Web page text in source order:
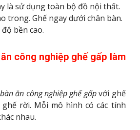
là sử dụng toàn bộ đồ nội thất.
trong. Ghế ngay dưới chân bàn.
bền cao.
công nghiệp ghế gấp làm
bàn ăn công nghiệp ghế gấpvới ghế
rời. Mỗi mô hình có các tính
nhau.